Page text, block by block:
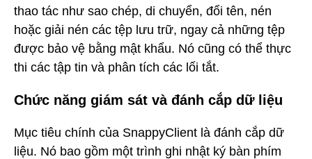
thao tác như sao chép, di chuyển, đổi tên, nén
hoặc giải nén các tệp lưu trữ, ngay cả những tệp
được bảo vệ bằng mật khẩu. Nó cũng có thể thực
thi các tập tin và phân tích các lối tắt.
Chức năng giám sát và đánh cắp dữ liệu
Mục tiêu chính của SnappyClient là đánh cắp dữ
liệu. Nó bao gồm một trình ghi nhật ký bàn phím